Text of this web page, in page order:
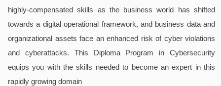
highly-compensated skills as the business world has shifted
towards a digital operational framework, and business data and
organizational assets face an enhanced risk of cyber violations
and cyberattacks. This Diploma Program in Cybersecurity
equips you with the skills needed to become an expert in this
rapidly growing domain